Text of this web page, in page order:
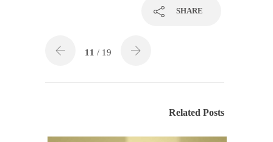
SHARE
11 / 19
Related Posts